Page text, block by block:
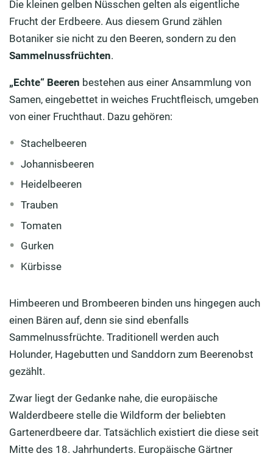
Die kleinen gelben Nüsschen gelten als eigentliche
Frucht der Erdbeere. Aus diesem Grund zählen
Botaniker sie nicht zu den Beeren, sondern zu den
Sammelnussfrüchten.
„Echte“ Beeren bestehen aus einer Ansammlung von
Samen, eingebettet in weiches Fruchtfleisch, umgeben
von einer Fruchthaut. Dazu gehören:
Stachelbeeren
Johannisbeeren
Heidelbeeren
Trauben
Tomaten
Gurken
Kürbisse
Himbeeren und Brombeeren binden uns hingegen auch
einen Bären auf, denn sie sind ebenfalls
Sammelnussfrüchte. Traditionell werden auch
Holunder, Hagebutten und Sanddorn zum Beerenobst
gezählt.
Zwar liegt der Gedanke nahe, die europäische
Walderdbeere stelle die Wildform der beliebten
Gartenerdbeere dar. Tatsächlich existiert die diese seit
Mitte des 18. Jahrhunderts. Europäische Gärtner